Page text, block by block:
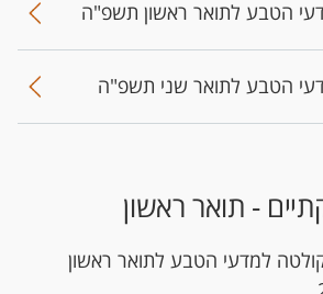
הטבע לתואר ראשון תשפ"ה
הטבע לתואר שני תשפ"ה
- תואר ראשון
למדעי הטבע לתואר ראשון